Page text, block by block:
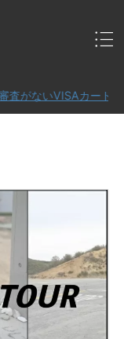
VISAカード「バンド